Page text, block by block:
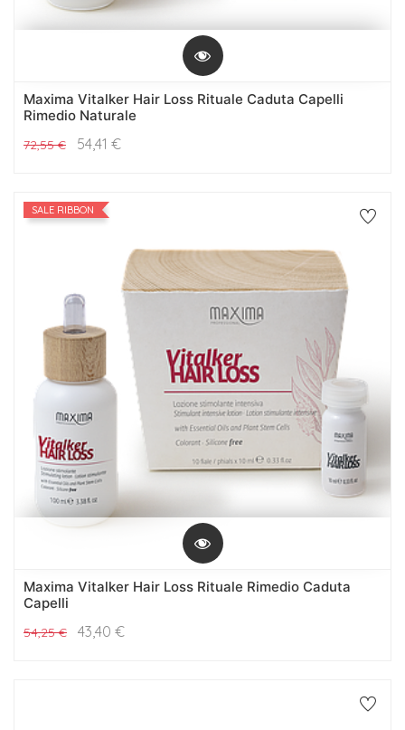
Maxima Vitalker Hair Loss Rituale Caduta Capelli
Rimedio Naturale
72,55€ 54,41 €
SALE RIBBON
Maxima Vitalker Hair Loss Rituale Rimedio Caduta
Capelli
54,25€ 43,40 €